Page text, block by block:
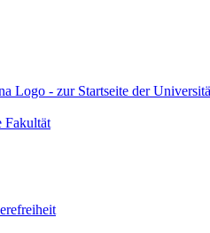
Logo - zur Startseite der
Fakultät